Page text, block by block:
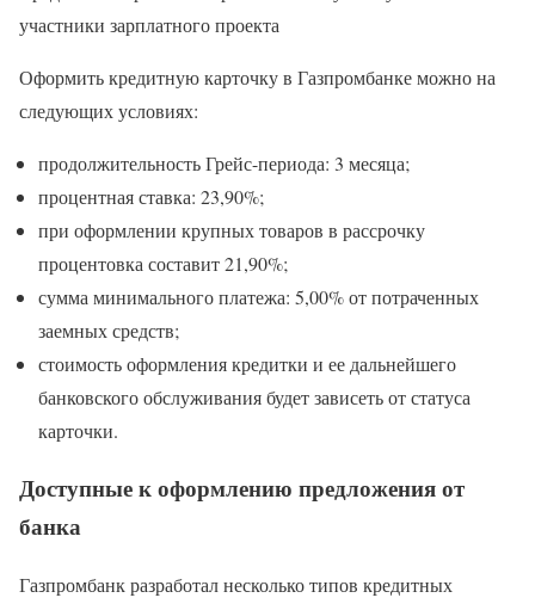
участники зарплатного проекта
Оформить кредитную карточку в Газпромбанке можно на
следующих условиях:
продолжительность Грейс-периода: 3 месяца;
процентная ставка: 23,90%;
при оформлении крупных товаров в рассрочку
процентовка составит 21,90%;
сумма минимального платежа: 5,00% от потраченных
заемных средств;
стоимость оформления кредитки и ее дальнейшего
банковского обслуживания будет зависеть от статуса
карточки.
Доступные к оформлению предложения от
банка
Газпромбанк разработал несколько типов кредитных